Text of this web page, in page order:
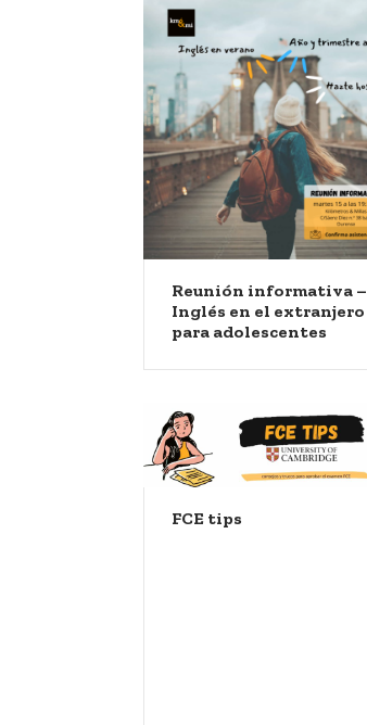
Reunión informativa –
Inglés en el extranjero
para adolescentes
FCE tips